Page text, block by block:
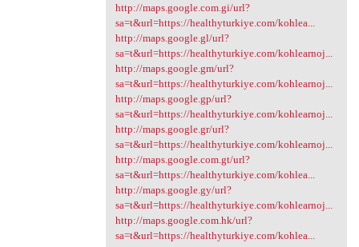
http://maps.google.com.gi/url?
sa=t&url=https://healthyturkiye.com/kohlea...
http://maps.google.gl/url?
sa=t&url=https://healthyturkiye.com/kohlearnoj...
http://maps.google.gm/url?
sa=t&url=https://healthyturkiye.com/kohlearnoj...
http://maps.google.gp/url?
sa=t&url=https://healthyturkiye.com/kohlearnoj...
http://maps.google.gr/url?
sa=t&url=https://healthyturkiye.com/kohlearnoj...
http://maps.google.com.gt/url?
sa=t&url=https://healthyturkiye.com/kohlea...
http://maps.google.gy/url?
sa=t&url=https://healthyturkiye.com/kohlearnoj...
http://maps.google.com.hk/url?
sa=t&url=https://healthyturkiye.com/kohlea...